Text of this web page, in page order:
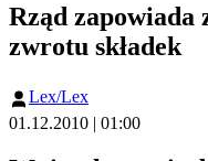
Rząd zapowiada
zwrotu składek
Lex/Lex
01.12.2010 | 01:00